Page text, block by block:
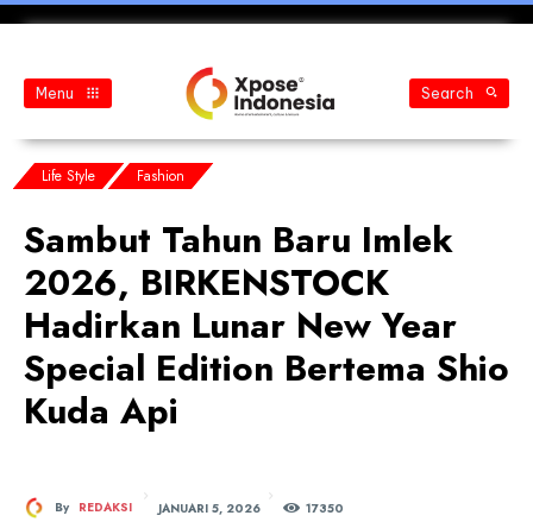
Menu Search
Life Style Fashion
Sambut Tahun Baru Imlek
2026, BIRKENSTOCK
Hadirkan Lunar New Year
Special Edition Bertema Shio
Kuda Api
By REDAKSI JANUARI 5, 2026 17350